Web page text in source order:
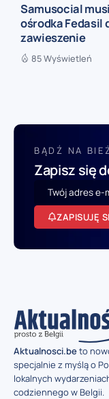
Samusocial
ośrodka Fedasil
zawieszenie
85 Wyświetleń
BĄDŹ NA
Zapisz się
ZAPISUJĘ
Aktualnosci.beto
specjalnie z myślą o
lokalnych
codziennego w Belgii.